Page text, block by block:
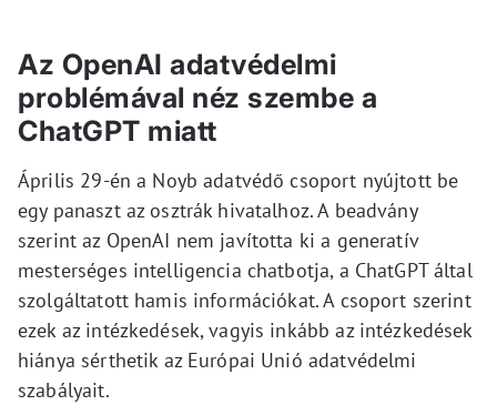
Az OpenAI adatvédelmi
problémával néz szembe a
ChatGPT miatt
Április 29-én a Noyb adatvédő csoport nyújtott be
egy panaszt az osztrák hivatalhoz. A beadvány
szerint az OpenAI nem javította ki a generatív
mesterséges intelligencia chatbotja, a ChatGPT által
szolgáltatott hamis információkat. A csoport szerint
ezek az intézkedések, vagyis inkább az intézkedések
hiánya sérthetik az Európai Unió adatvédelmi
szabályait.